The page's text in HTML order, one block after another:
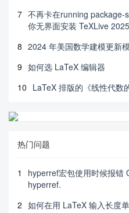
7 不再卡在running package-
你无界面安装 TeXLive 2025
8 2024 年美国数学建模更新
9 如何选 LaTeX 编辑器
10 LaTeX 排版的《线性代数
热门问题
1
hyperref宏包使用时候报错
hyperref.
2 如何在用 LaTeX 输入长度